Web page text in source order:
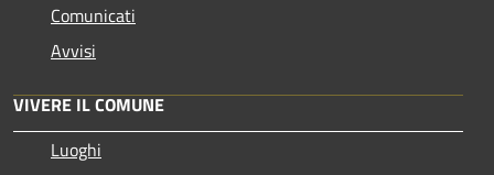
Comunicati
Avvisi
VIVERE IL COMUNE
Luoghi